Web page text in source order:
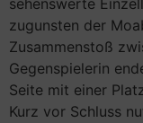
sehenswerte
zugunsten der
Zusammenstoß
Gegenspielerin
Seite mit einer
Kurz vor Schluss